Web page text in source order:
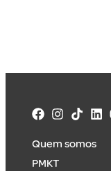
Quem somos
PMKT